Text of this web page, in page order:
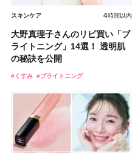
スキンケア 4時間以内
大野真理子さんのリピ買い「ブ
ライトニング」14選！ 透明肌
の秘訣を公開
#くすみ #ブライトニング
スキンケア 2026.08.03
【コスメデコルテ】ブランド最
高峰ラインから新作エイジング
ケアクリーム「A…
#新作コスメ #エイジングケア
メイク 2026.08.07
【2026年秋トレンド・ブラウ
ンリップ8選】唇の色素が濃い
OR薄いで選び…
#リップ #新作コスメ
2026.08.04
【2026夏】「リップケア」ラ
ンキングTOP5！＜美容マニア
集団・マキア…
#ベストコスメ #ランキング
美活 2026.08.02
【簡単・夏バテ防止レシピ12
選】食欲がない日にもおすす
め！ さっぱりご飯…
#レシピ #夏
ヘア 2026.08.06
【40代におすすめ長めボブ】ラ
ンダムパーマ×レイヤーで叶え
る、時短スタイ…
#ヘアスタイル #ヘアカタログ
ライフスタイル 2026.07.30
【鈴木えみさんの愛用品30選】
コスメ・スキンケア・ヘアケア
etc.お気に…
#スキンケア #メイク
メイク 3時間以内
ツヤ好きの人生チーク！エナモ
ル メロウメルティングチーク
限定〈102 ロ…
#アイシャドウ #プチプラコスメ